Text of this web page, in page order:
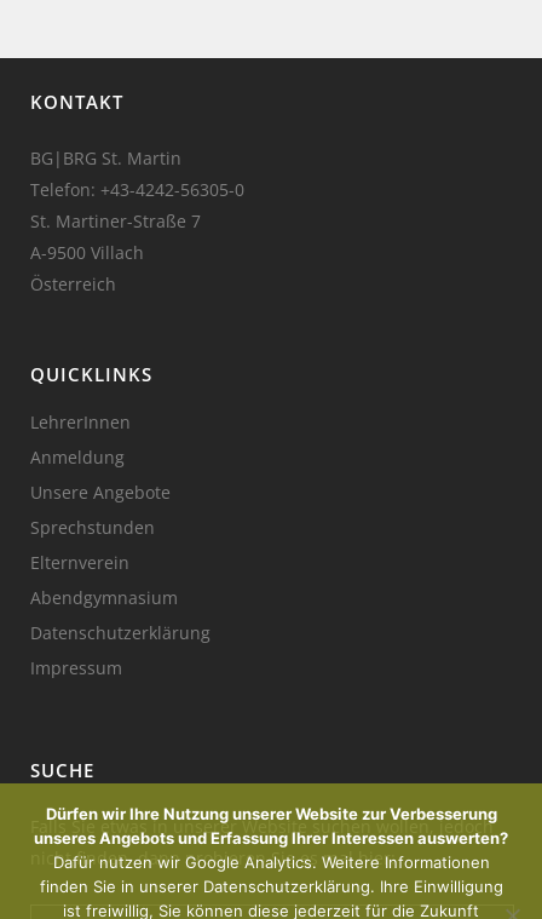
KONTAKT
BG|BRG St. Martin
Telefon: +43-4242-56305-0
St. Martiner-Straße 7
A-9500 Villach
Österreich
QUICKLINKS
LehrerInnen
Anmeldung
Unsere Angebote
Sprechstunden
Elternverein
Abendgymnasium
Datenschutzerklärung
Impressum
SUCHE
Falls Sie etwas in unserer Website suchen wollen, jedoch
nicht finden, dann probieren Sie es mal hier:
Dürfen wir Ihre Nutzung unserer Website zur Verbesserung
unseres Angebots und Erfassung Ihrer Interessen auswerten?
Dafür nutzen wir Google Analytics. Weitere Informationen
finden Sie in unserer Datenschutzerklärung. Ihre Einwilligung
ist freiwillig, Sie können diese jederzeit für die Zukunft